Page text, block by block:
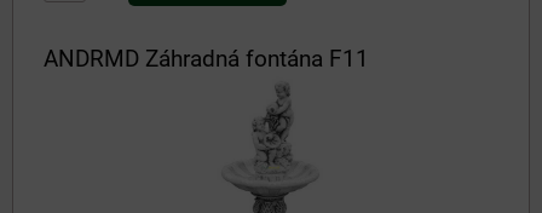
ANDRMD Záhradná fontána F11